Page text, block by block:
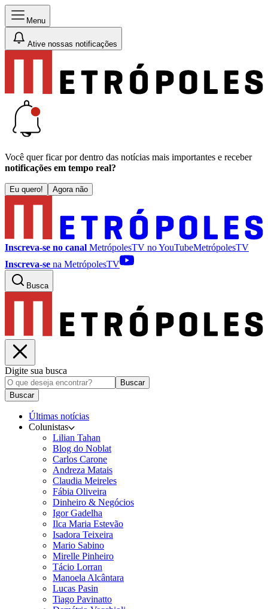
Menu
Ative nossas notificações
Você quer ficar por dentro das notícias mais importantes e receber
notificações em tempo real?
Eu quero! Agora não
Inscreva-se no canal MetrópolesTV noYouTubeMetrópolesTV
Inscreva-se na MetrópolesTV
Busca
Digite sua busca
Buscar
Buscar
Últimas notícias
Colunistas
Lilian Tahan
Blog do Noblat
Carlos Carone
Andreza Matais
Claudia Meireles
Fábia Oliveira
Dinheiro & Negócios
Igor Gadelha
Ilca Maria Estevão
Isadora Teixeira
Mario Sabino
Mirelle Pinheiro
Tácio Lorran
Manoela Alcântara
Lucas Pasin
Tiago Pavinatto